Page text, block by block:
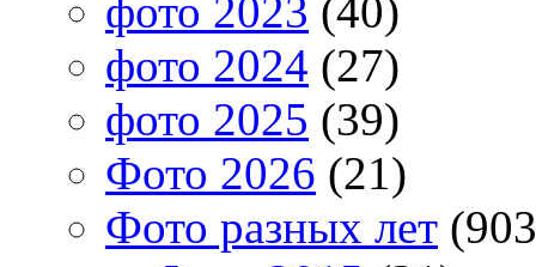
фото 2023 (40)
фото 2024 (27)
фото 2025 (39)
Фото 2026 (21)
Фото разных лет